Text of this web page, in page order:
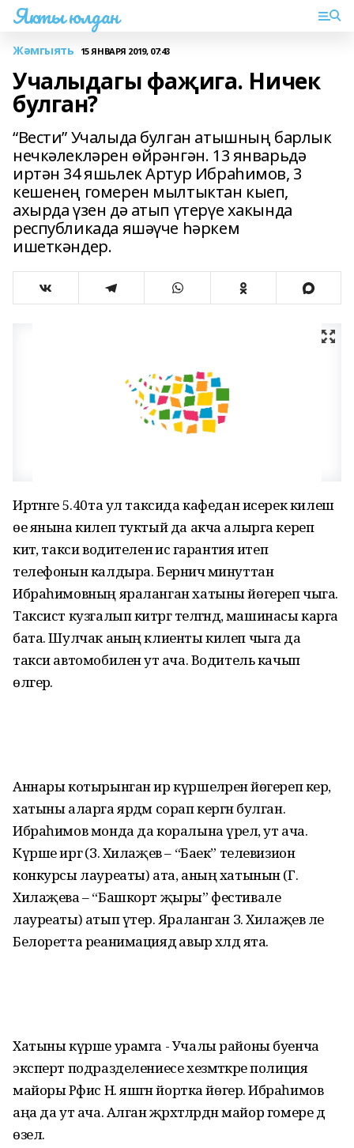
Якты юлдан
Жәмгыять 15 ЯНВАРЯ 2019, 07:43
Учалыдагы фаҗига. Ничек
булган?
“Вести” Учалыда булган атышның барлык
нечкәлекләрен өйрәнгән. 13 январьдә
иртән 34 яшьлек Артур Ибраһимов, 3
кешенең гомерен мылтыктан кыеп,
ахырда үзен дә атып үтерүе хакында
республикада яшәүче һәркем
ишеткәндер.
Иртәнге 5.40та ул таксида кафедан исерек килеш
өе янына килеп туктый да акча алырга кереп
китә, такси водителенә исә гарантия итеп
телефонын калдыра. Берничә минуттан
Ибраһимовның яраланган хатыны йөгереп чыга.
Таксист кузгалып китәргә теләгәндә, машинасы карга
бата. Шулчак аның клиенты килеп чыга да
такси автомобиленә ут ача. Водитель качып
өлгерә.
Аннары котырынган ир күршеләренә йөгереп керә,
хатыны аларга ярдәм сорап кергән булган.
Ибраһимов монда да коралына үрелә, ут ача.
Күрше иргә (З. Хилаҗев – “Баек” телевизион
конкурсы лауреаты) ата, аның хатынын (Г.
Хилаҗева – “Башкорт җыры” фестивале
лауреаты) атып үтерә. Яраланган З. Хилаҗев әле
Белоретта реанимациядә авыр хәлдә ята.
Хатыны күрше урамга - Учалы районы буенча
эксперт подразделениесе хезмәткәре полиция
майоры Рәфис Н. яшәгән йортка йөгерә. Ибраһимов
аңа да ут ача. Алган җәрәхәтләрдән майор гомере дә
өзелә.